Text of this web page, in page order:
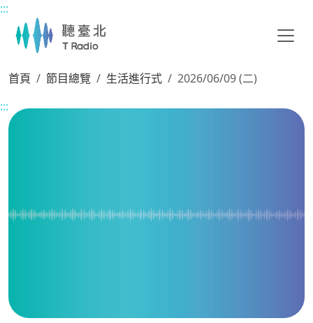
主要內容區塊
:::
首頁 節目總覽 生活進行式
2026/06/09 (二)
:::